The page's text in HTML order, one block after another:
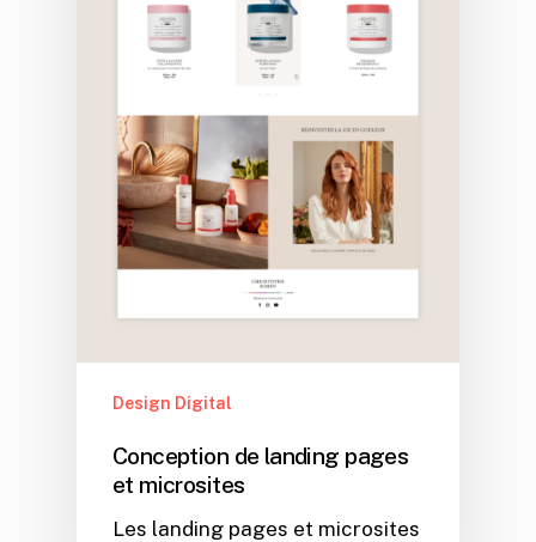
Design Digital
Conception de landing pages
et microsites
Les landing pages et microsites